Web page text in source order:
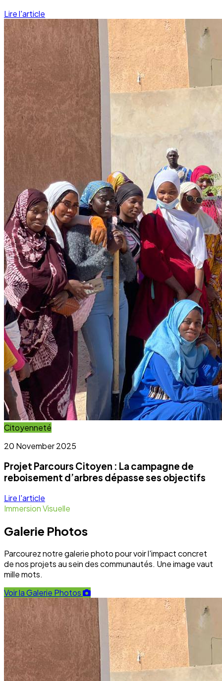
Lire l'article
Citoyenneté
20 November 2025
Projet Parcours Citoyen : La campagne de
reboisement d’arbres dépasse ses objectifs
Lire l'article
Immersion Visuelle
Galerie Photos
Parcourez notre galerie photo pour voir l'impact concret
de nos projets au sein des communautés. Une image vaut
mille mots.
Voir la Galerie Photos